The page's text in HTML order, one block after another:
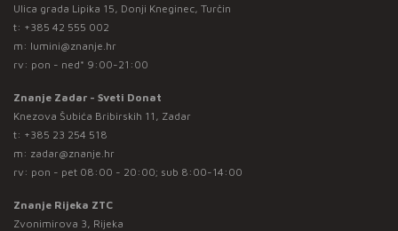
Ulica grada Lipika 15, Donji Kneginec, Turčin
t: +385 42 555 002
m: lumini@znanje.hr
rv: pon - ned* 9:00-21:00
Znanje Zadar - Sveti Donat
Knezova Šubića Bribirskih 11, Zadar
t: +385 23 254 518
m: zadar@znanje.hr
rv: pon - pet 08:00 - 20:00; sub 8:00-14:00
Znanje Rijeka ZTC
Zvonimirova 3, Rijeka